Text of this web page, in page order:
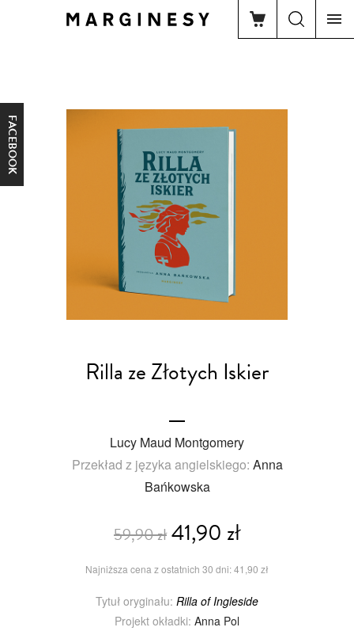
FACEBOOK
Rilla ze Złotych Iskier
Lucy Maud Montgomery
Przekład z języka angielskiego: Anna
Bańkowska
59,90 zł41,90 zł
Najniższa cena z ostatnich 30 dni: 41,90 zł
Tytuł oryginału: Rilla of Ingleside
Projekt okładki: Anna Pol